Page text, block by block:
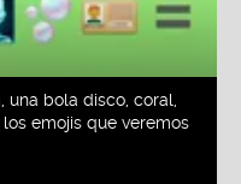
una bola disco, coral,
emojis que veremos